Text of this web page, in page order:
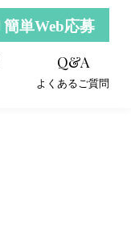
簡単Web応募
Q&A
よくあるご質問